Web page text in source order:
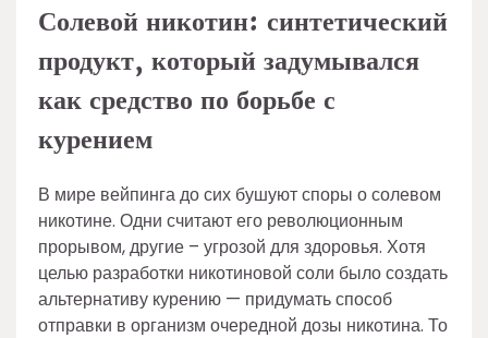
Солевой никотин: синтетический
продукт, который задумывался
как средство по борьбе с
курением
В мире вейпинга до сих бушуют споры о солевом
никотине. Одни считают его революционным
прорывом, другие – угрозой для здоровья. Хотя
целью разработки никотиновой соли было создать
альтернативу курению — придумать способ
отправки в организм очередной дозы никотина. То